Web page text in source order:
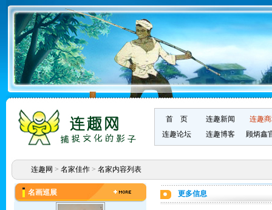
首 页 连趣新闻
连趣
连趣论坛
连趣博客 顾炳鑫
连趣网 > 名家佳作> 名家内容列表
名画巡展 更多信息